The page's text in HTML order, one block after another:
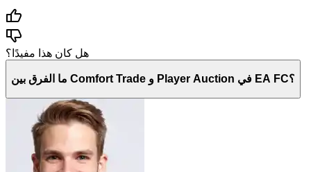
هل كان هذا مفيدًا؟
ما الفرق بين Comfort Trade و Player Auction في EA FC؟